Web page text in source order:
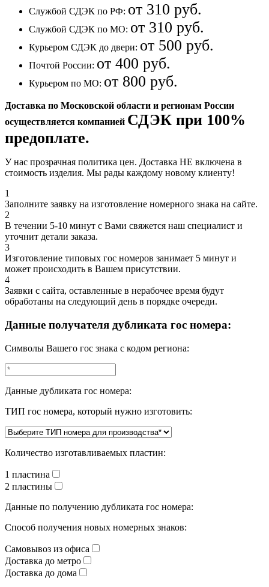
Службой СДЭК по РФ: от 310 руб.
Службой СДЭК по МО: от 310 руб.
Курьером СДЭК до двери: от 500 руб.
Почтой России: от 400 руб.
Курьером по МО: от 800 руб.
Доставка по Московской области и регионам России
осуществляется компанией СДЭК при 100%
предоплате.
У нас прозрачная политика цен. Доставка НЕ включена в
стоимость изделия. Мы рады каждому новому клиенту!
1
Заполните заявку на изготовление номерного знака на сайте.
2
В течении 5-10 минут с Вами свяжется наш специалист и
уточнит детали заказа.
3
Изготовление типовых гос номеров занимает 5 минут и
может происходить в Вашем присутствии.
4
Заявки с сайта, оставленные в нерабочее время будут
обработаны на следующий день в порядке очереди.
Данные получателя дубликата гос номера:
Символы Вашего гос знака с кодом региона:
Данные дубликата гос номера:
ТИП гос номера, который нужно изготовить:
Количество изготавливаемых пластин:
1 пластина
2 пластины
Данные по получению дубликата гос номера:
Способ получения новых номерных знаков:
Самовывоз из офиса
Доставка до метро
Доставка до дома